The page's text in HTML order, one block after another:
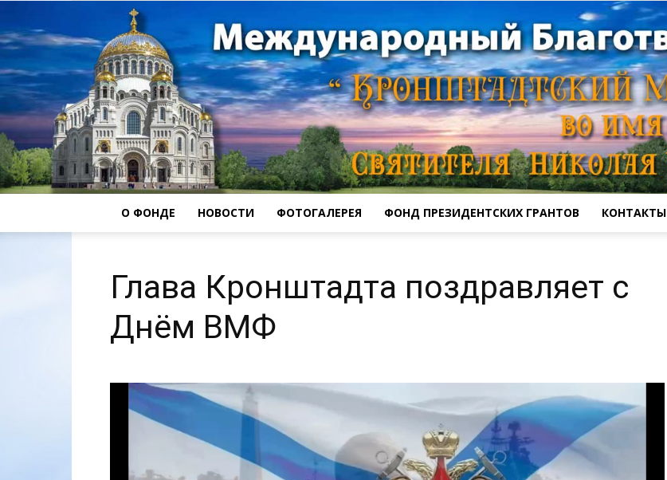
собор
О ФОНДЕ НОВОСТИ ФОТОГАЛЕРЕЯ ФОНД ПРЕЗИДЕНТСКИХ ГРАНТОВ КОНТАКТЫ
Глава Кронштадта поздравляет с
Днём ВМФ
Видеоплеер